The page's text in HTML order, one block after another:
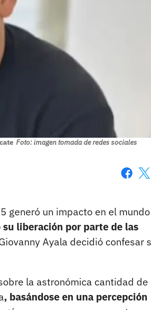
Foto: imagen tomada de redes sociales
generó un impacto en el mundo
liberación por parte de las
Ayala decidió confesar
la astronómica cantidad de
, basándose en una percepción